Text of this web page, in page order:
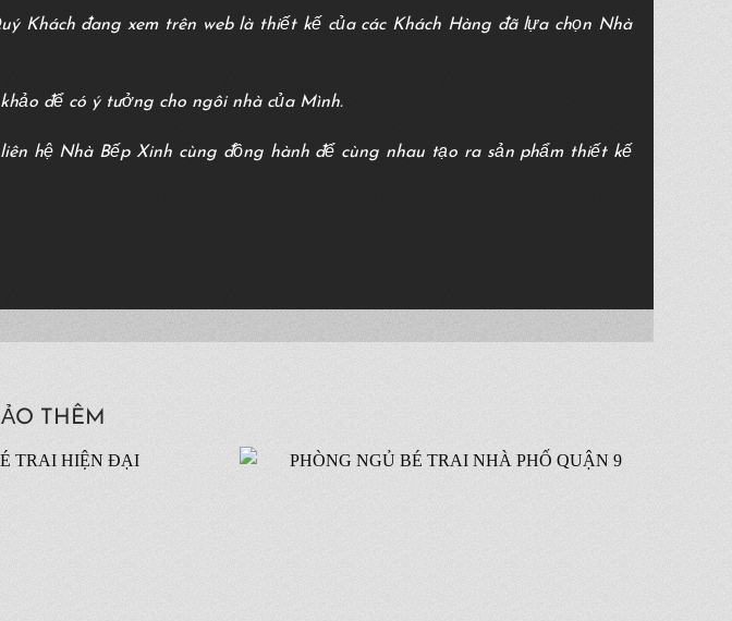
Khách đang xem trên web là thiết kế của các Khách Hàng đã lựa chọn Nhà
để có ý tưởng cho ngôi nhà của Mình.
hệ Nhà Bếp Xinh cùng đồng hành để cùng nhau tạo ra sản phẩm thiết kế
THÊM